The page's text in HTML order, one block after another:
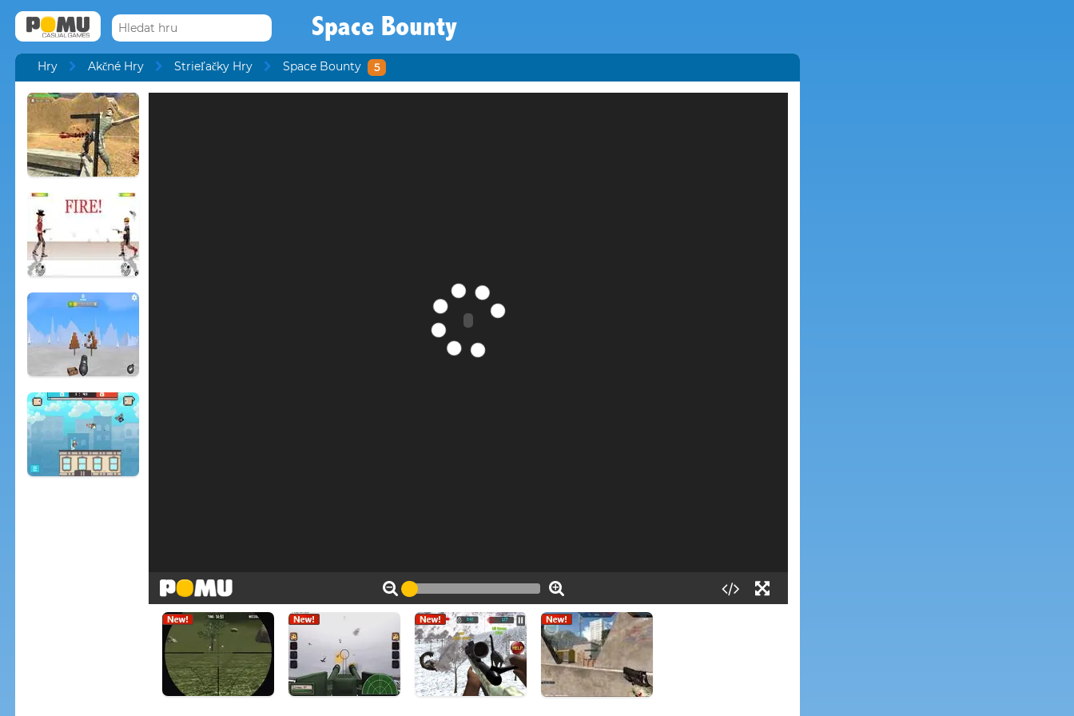
Space Bounty
Hry Akčné Hry Strieľačky Hry Space Bounty 5